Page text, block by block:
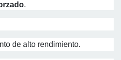
.
de alto rendimiento.